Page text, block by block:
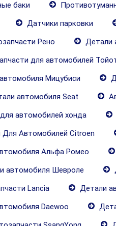
баки
Датчики парковки
Рено
Детали
для автомобилей
Мицубиси
автомобиля Seat
автомобилей хонда
Для Автомобилей Citroen
Альфа Ромео
автомобиля Шевроле
Lancia Детали
Daewoo